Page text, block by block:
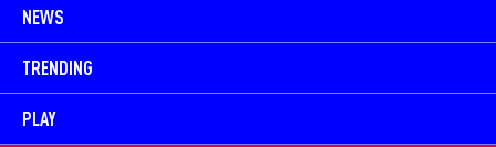
NEWS
TRENDING
PLAY